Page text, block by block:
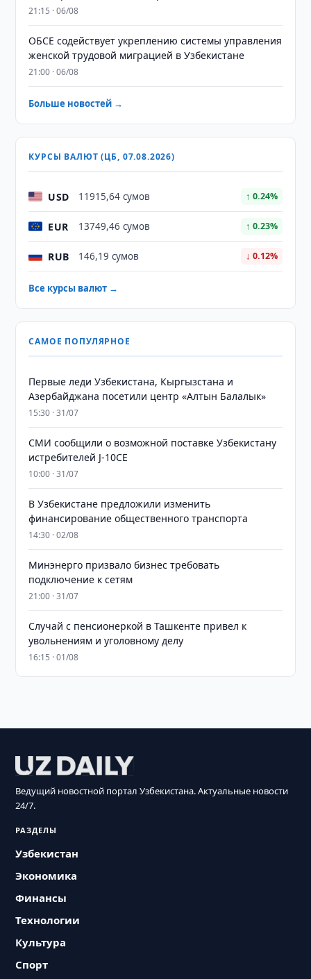
21:15 · 06/08
ОБСЕ содействует укреплению системы управления
женской трудовой миграцией в Узбекистане
21:00 · 06/08
Больше новостей →
КУРСЫ ВАЛЮТ (ЦБ, 07.08.2026)
USD 11915,64 сумов ↑ 0.24%
EUR 13749,46 сумов ↑ 0.23%
RUB 146,19 сумов ↓ 0.12%
Все курсы валют →
САМОЕ ПОПУЛЯРНОЕ
Первые леди Узбекистана, Кыргызстана и
Азербайджана посетили центр «Алтын Балалык»
15:30 · 31/07
СМИ сообщили о возможной поставке Узбекистану
истребителей J-10CE
10:00 · 31/07
В Узбекистане предложили изменить
финансирование общественного транспорта
14:30 · 02/08
Минэнерго призвало бизнес требовать
подключение к сетям
21:00 · 31/07
Случай с пенсионеркой в Ташкенте привел к
увольнениям и уголовному делу
16:15 · 01/08
Ведущий новостной портал Узбекистана. Актуальные новости
24/7.
РАЗДЕЛЫ
Узбекистан
Экономика
Финансы
Технологии
Культура
Спорт